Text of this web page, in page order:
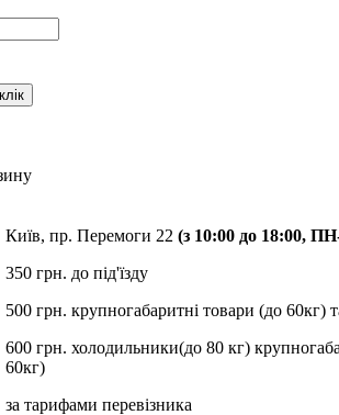
Київ, пр. Перемоги 22 (з 10:00 до 18:00,
350 грн. до під'їзду
500 грн. крупногабаритні товари (до 60кг)
600 грн. холодильники(до 80 кг)
60кг)
за тарифами перевізника